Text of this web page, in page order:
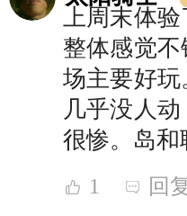
上周末体验
整体感觉
场主要好
几乎没人
很惨。岛
1 回